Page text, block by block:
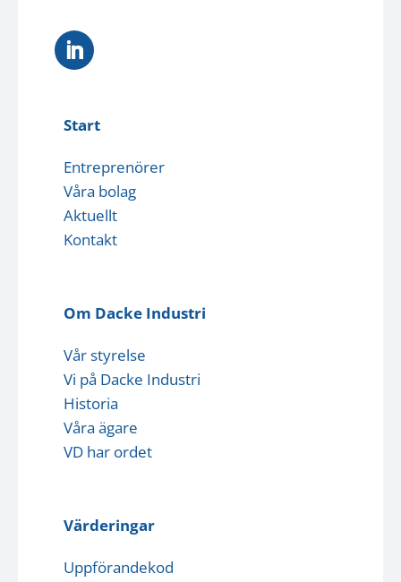
Start
Entreprenörer
Våra bolag
Aktuellt
Kontakt
Om Dacke Industri
Vår styrelse
Vi på Dacke Industri
Historia
Våra ägare
VD har ordet
Värderingar
Uppförandekod